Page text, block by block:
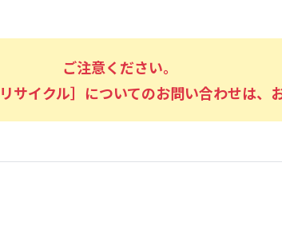
ご注意ください。
サイクル］についてのお問い合わせは、